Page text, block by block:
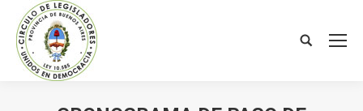
Search: